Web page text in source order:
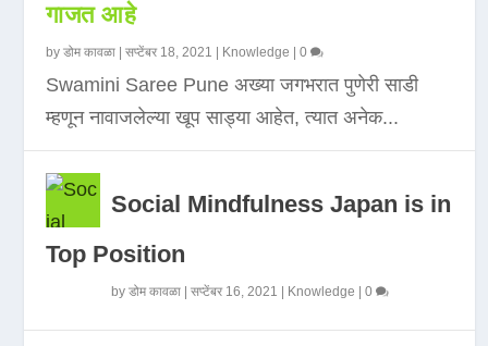
गाजत आहे
byडोम कावळा |सप्टेंबर 18, 2021 Knowledge |0
Swamini Saree Pune अख्या जगभरात पुणेरी साडी
म्हणून नावाजलेल्या खूप साड्या आहेत, त्यात अनेक...
Social Mindfulness Japan is in
Top Position
byडोम कावळा |सप्टेंबर 16, 2021 Knowledge |0